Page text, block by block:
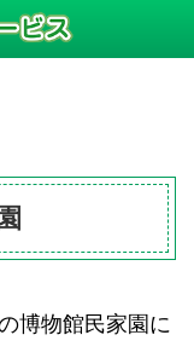
博物館民家園に